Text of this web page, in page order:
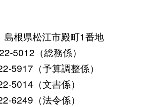
根県松江市殿町1番地
5012（総務係）
（予算調整係）
（文書係）
（法令係）